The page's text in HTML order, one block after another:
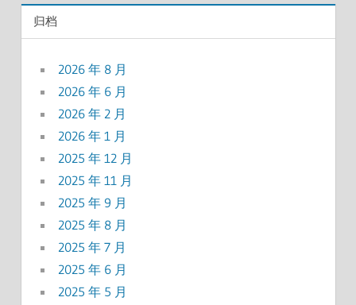
归档
2026 年 8 月
2026 年 6 月
2026 年 2 月
2026 年 1 月
2025 年 12 月
2025 年 11 月
2025 年 9 月
2025 年 8 月
2025 年 7 月
2025 年 6 月
2025 年 5 月